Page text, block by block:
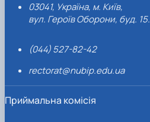
03041, Україна, м. Київ,
вул. Героїв Оборони, буд. 15.
(044) 527-82-42
rectorat@nubip.edu.ua
Приймальна комісія